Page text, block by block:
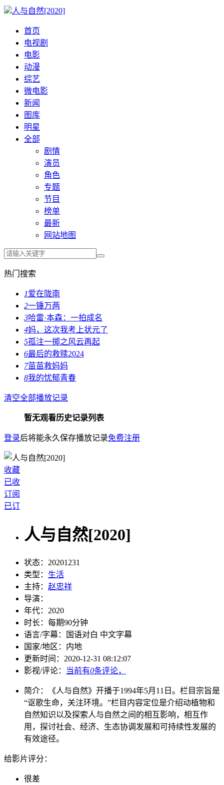
人与自然[2020]
首页
电视剧
电影
动漫
综艺
微电影
新闻
图库
明星
全部
剧情
演员
角色
专题
节目
榜单
最新
网站地图
热门搜索
1爱在陇南
2一锤万两
3哈雷·本森：一拍成名
4妈，这次我考上状元了
5孤注一掷之风云再起
6最后的救赎2024
7苗苗救妈妈
8我的忧郁青春
清空全部播放记录
暂无观看历史记录列表
登录后将能永久保存播放记录免费注册
收藏
已收
订阅
已订
人与自然[2020]
状态： 20201231
类型： 生活
主持： 赵忠祥
导演：
年代： 2020
时长： 每期90分钟
语言/字幕：
国语对白 中文字幕
国家/地区： 内地
更新时间： 2020-12-31 08:12:07
影视/评论：
当前有0条评论，
简介：
《人与自然》开播于1994年5月11日。栏目宗旨是
“讴歌生命，关注环境。”栏目内容定位是介绍动植物和
自然知识以及探索人与自然之间的相互影响，相互作
用，探讨社会、经济、生态协调发展和可持续性发展的
有效途径。
给影片评分：
很差